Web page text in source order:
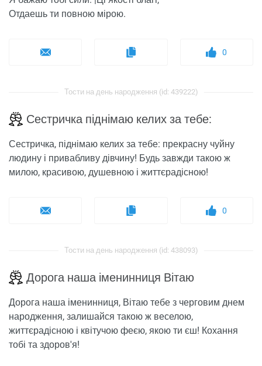
Отдаешь ти повною мірою.
0
Тости на день народження (id: 439222)
Сестричка піднімаю келих за тебе:
Сестричка, піднімаю келих за тебе: прекрасну чуйну
людину і привабливу дівчину! Будь завжди такою ж
милою, красивою, душевною і життєрадісною!
0
Тости на день народження (id: 438093)
Дорога наша іменинниця Вітаю
Дорога наша іменинниця, Вітаю тебе з черговим днем ​​
народження, залишайся такою ж веселою,
життєрадісною і квітучою феєю, якою ти єш! Кохання
тобі та здоров'я!